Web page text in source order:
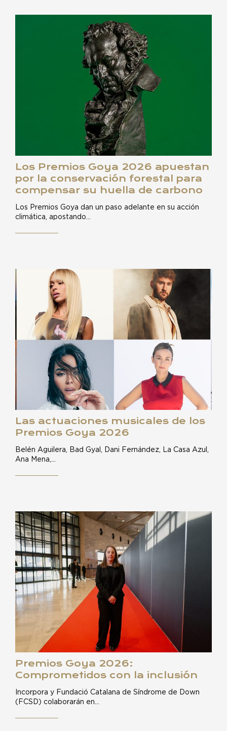
Los Premios Goya 2026 apuestan
por la conservación forestal para
compensar su huella de carbono
Los Premios Goya dan un paso adelante en su acción
climática, apostando…
Las actuaciones musicales de los
Premios Goya 2026
Belén Aguilera, Bad Gyal, Dani Fernández, La Casa Azul,
Ana Mena,…
Premios Goya 2026:
Comprometidos con la inclusión
Incorpora y Fundació Catalana de Síndrome de Down
(FCSD) colaborarán en…